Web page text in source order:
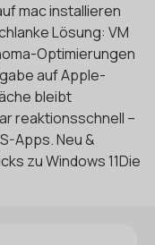
mac installieren
Lösung: VM
Optimierungen
auf Apple-
bleibt
reaktionsschnell –
Apps. Neu &
zu Windows 11Die